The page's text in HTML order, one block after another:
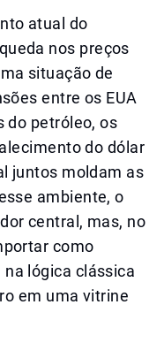
atual do
nos preços
situação de
entre os EUA
do petróleo, os
do dólar
juntos moldam as
ambiente, o
central, mas, no
como
lógica clássica
em uma vitrine